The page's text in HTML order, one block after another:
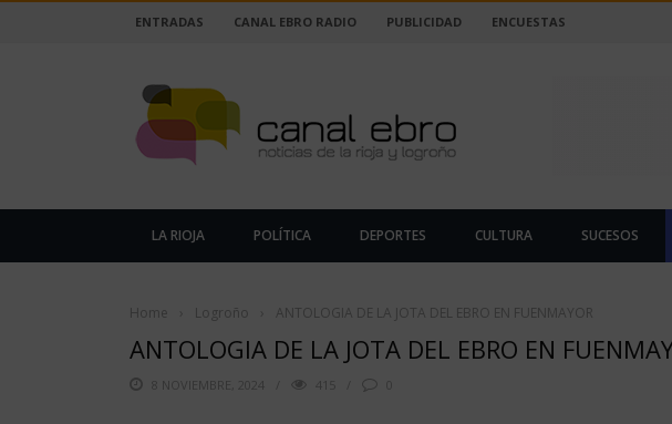
ENTRADAS CANAL EBRO RADIO PUBLICIDAD ENCUESTAS
LA RIOJA POLÍTICA DEPORTES CULTURA SUCESOS
Home Logroño ANTOLOGIA DE LA JOTA DEL EBRO EN FUENMAYOR
ANTOLOGIA DE LA JOTA DEL EBRO EN
8 NOVIEMBRE, 2024 415